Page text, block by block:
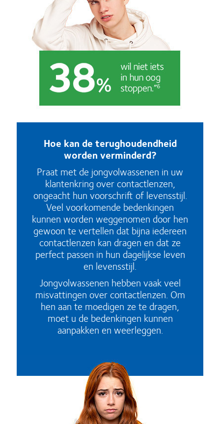
Hoe kan de terughoudendheid
worden verminderd?
Praat met de jongvolwassenen in uw
klantenkring over contactlenzen,
ongeacht hun voorschrift of levensstijl.
Veel voorkomende bedenkingen
kunnen worden weggenomen door hen
gewoon te vertellen dat bijna iedereen
contactlenzen kan dragen en dat ze
perfect passen in hun dagelijkse leven
en levensstijl.
Jongvolwassenen hebben vaak veel
misvattingen over contactlenzen. Om
hen aan te moedigen ze te dragen,
moet u de bedenkingen kunnen
aanpakken en weerleggen.